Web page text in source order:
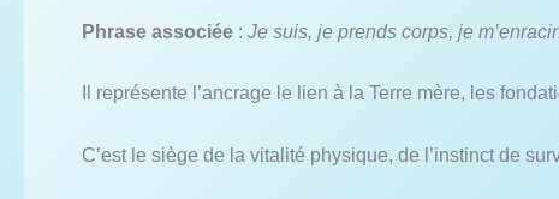
Phrase associée : Je suis, je prends corps, je
Il représente l’ancrage le lien à la Terre mère, les
C’est le siège de la vitalité physique, de l’instinct de